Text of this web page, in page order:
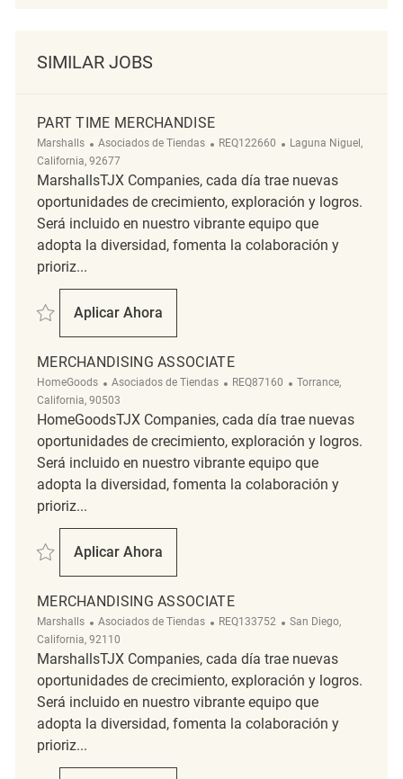
SIMILAR JOBS
PART TIME MERCHANDISE
Marshalls Categoría
Asociados de Tiendas ReqId
REQ122660 Ubicación
Laguna Niguel,
California, 92677
MarshallsTJX Companies, cada día trae nuevas
oportunidades de crecimiento, exploración y logros.
Será incluido en nuestro vibrante equipo que
adopta la diversidad, fomenta la colaboración y
prioriz...
Salvar Part time merchandise REQ122660
Aplicar Ahora
Part Time Merchandise
MERCHANDISING ASSOCIATE
HomeGoods Categoría
Asociados de Tiendas ReqId
REQ87160 Ubicación
Torrance,
California, 90503
HomeGoodsTJX Companies, cada día trae nuevas
oportunidades de crecimiento, exploración y logros.
Será incluido en nuestro vibrante equipo que
adopta la diversidad, fomenta la colaboración y
prioriz...
Salvar Merchandising Associate REQ87160
Aplicar Ahora
Merchandising Associate
MERCHANDISING ASSOCIATE
Marshalls Categoría
Asociados de Tiendas ReqId
REQ133752 Ubicación
San Diego,
California, 92110
MarshallsTJX Companies, cada día trae nuevas
oportunidades de crecimiento, exploración y logros.
Será incluido en nuestro vibrante equipo que
adopta la diversidad, fomenta la colaboración y
prioriz...